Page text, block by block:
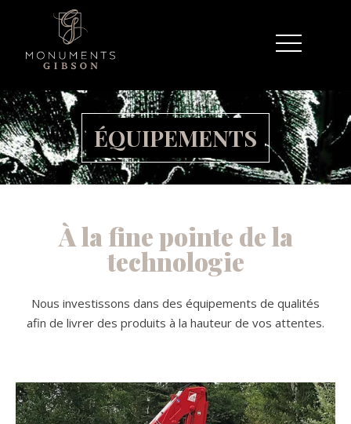
ÉQUIPEMENTS
À la fine pointe de la
technologie
Nous investissons dans des équipements de qualités
afin de livrer des produits à la hauteur de vos attentes.